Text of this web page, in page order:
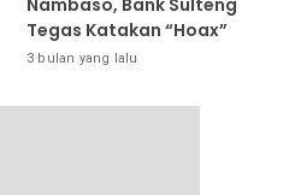
Nambaso, Bank Sulteng
Tegas Katakan “Hoax”
3 bulan yang lalu